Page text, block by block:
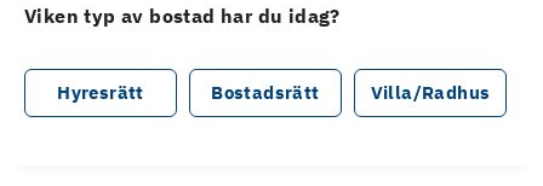
Viken typ av bostad har du idag?
Hyresrätt Bostadsrätt Villa/Radhus